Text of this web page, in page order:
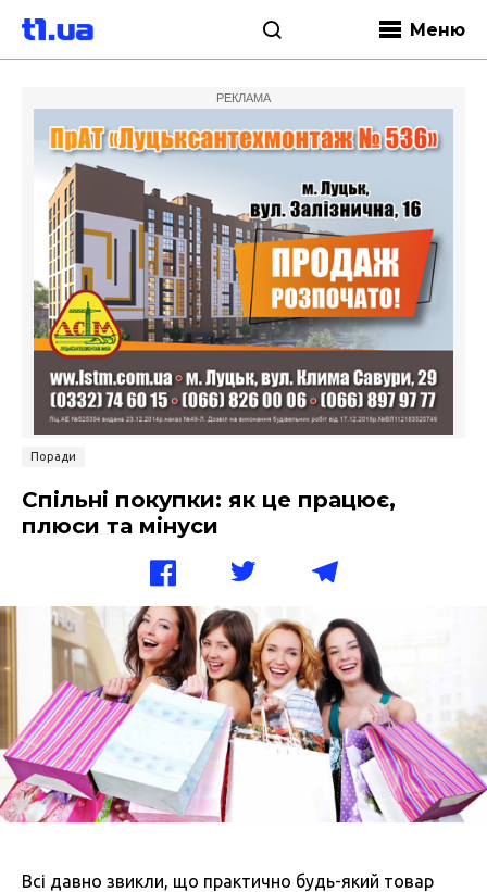
Меню
РЕКЛАМА
Поради
Спільні покупки: як це працює,
плюси та мінуси
Всі давно звикли, що практично будь-який товар